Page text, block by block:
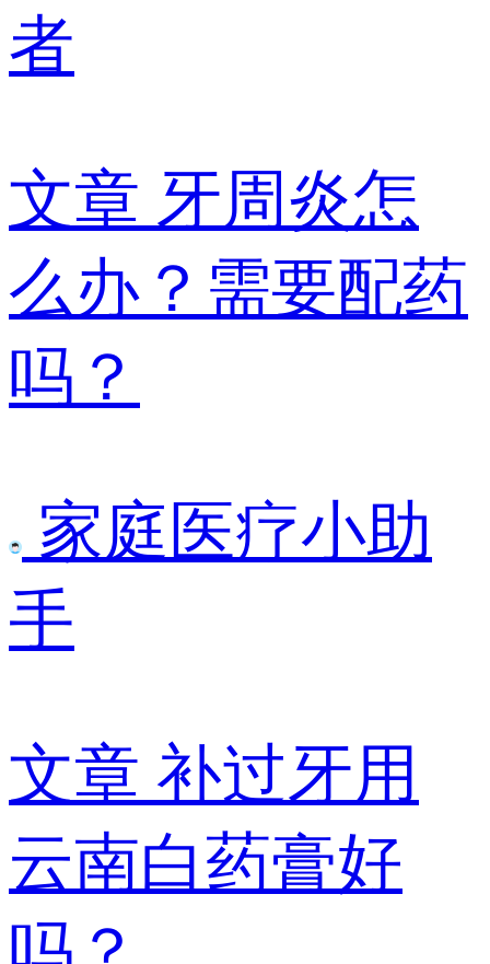
者
文章 牙周炎怎
么办？需要配药
吗？
家庭医疗小助
手
文章 补过牙用
云南白药膏好